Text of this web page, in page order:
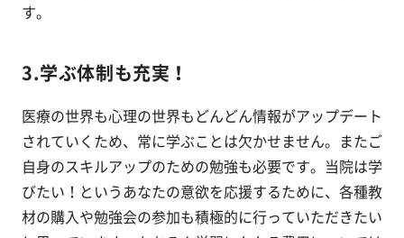
す。
3.学ぶ体制も充実！
医療の世界も心理の世界もどんどん情報がアップデート
されていくため、常に学ぶことは欠かせません。またご
自身のスキルアップのための勉強も必要です。当院は学
びたい！というあなたの意欲を応援するために、各種教
材の購入や勉強会の参加も積極的に行っていただきたい